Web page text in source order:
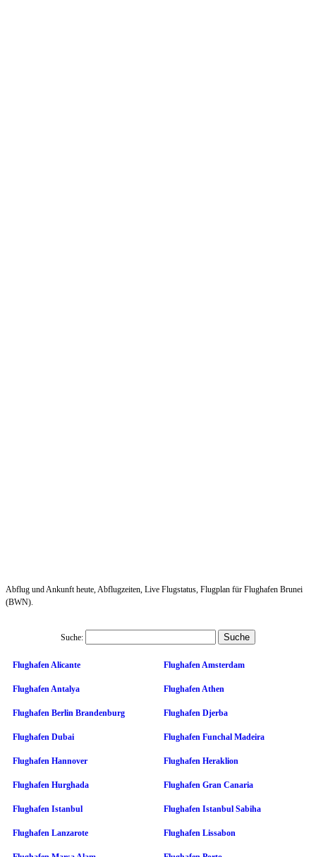
Abflug und Ankunft heute, Abflugzeiten, Live Flugstatus, Flugplan für Flughafen Brunei
(BWN).
Suche:
Flughafen Alicante Flughafen Amsterdam
Flughafen Antalya Flughafen Athen
Flughafen Berlin Brandenburg Flughafen Djerba
Flughafen Dubai Flughafen Funchal Madeira
Flughafen Hannover Flughafen Heraklion
Flughafen Hurghada Flughafen Gran Canaria
Flughafen Istanbul Flughafen Istanbul Sabiha
Flughafen Lanzarote Flughafen Lissabon